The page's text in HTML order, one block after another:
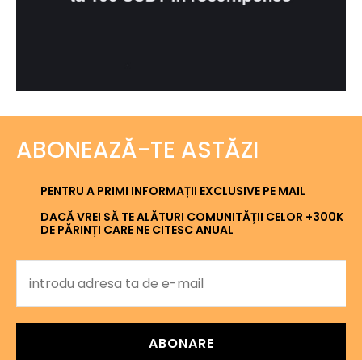
ABONEAZĂ-TE ASTĂZI
PENTRU A PRIMI INFORMAȚII EXCLUSIVE PE MAIL
DACĂ VREI SĂ TE ALĂTURI COMUNITĂȚII CELOR +300K
DE PĂRINȚI CARE NE CITESC ANUAL
ABONARE